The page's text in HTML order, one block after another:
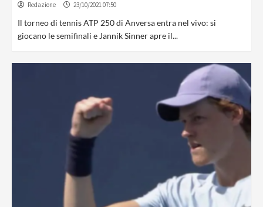
Redazione 23/10/2021 07:50
Il torneo di tennis ATP 250 di Anversa entra nel vivo: si
giocano le semifinali e Jannik Sinner apre il...